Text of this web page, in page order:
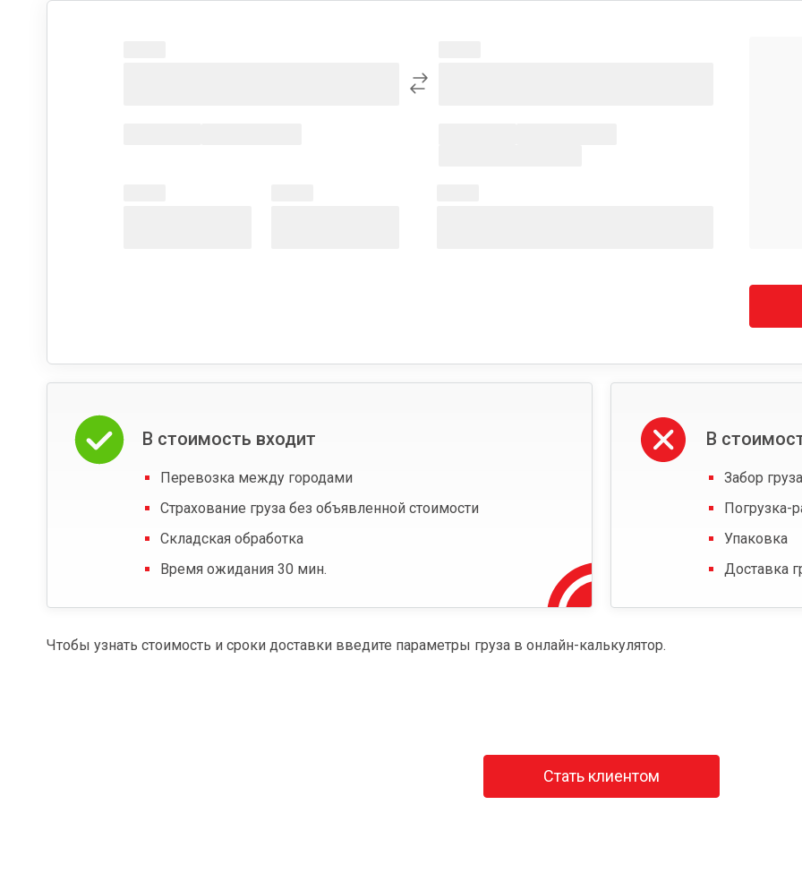
В стоимость входит
Перевозка между городами
Страхование груза без объявленной стоимости
Складская обработка
Время ожидания 30 мин.
В
Забор
Погрузка-
Упаковка
Доставка
Чтобы узнать стоимость и сроки доставки введите параметры груза в онлайн-калькулятор.
Стать клиентом